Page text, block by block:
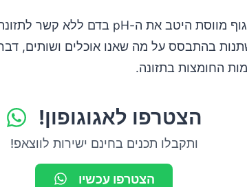
בהתבסס על מה שאנו אוכלים ושותים,
החומצות בתזונה.
הצטרפו לאגוגופון!
ותקבלו תכנים בחינם ישירות לווצאפ!
הצטרפו עכשיו